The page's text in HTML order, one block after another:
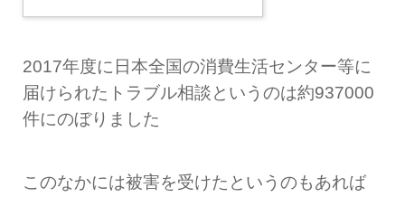
2017年度に日本全国の消費生活センター等に
届けられたトラブル相談というのは約937000
件にのぼりました
このなかには被害を受けたというのもあれば